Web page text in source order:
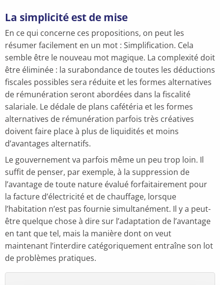
La simplicité est de mise
En ce qui concerne ces propositions, on peut les
résumer facilement en un mot : Simplification. Cela
semble être le nouveau mot magique. La complexité doit
être éliminée : la surabondance de toutes les déductions
fiscales possibles sera réduite et les formes alternatives
de rémunération seront abordées dans la fiscalité
salariale. Le dédale de plans cafétéria et les formes
alternatives de rémunération parfois très créatives
doivent faire place à plus de liquidités et moins
d’avantages alternatifs.
Le gouvernement va parfois même un peu trop loin. Il
suffit de penser, par exemple, à la suppression de
l’avantage de toute nature évalué forfaitairement pour
la facture d’électricité et de chauffage, lorsque
l’habitation n’est pas fournie simultanément. Il y a peut-
être quelque chose à dire sur l’adaptation de l’avantage
en tant que tel, mais la manière dont on veut
maintenant l’interdire catégoriquement entraîne son lot
de problèmes pratiques.